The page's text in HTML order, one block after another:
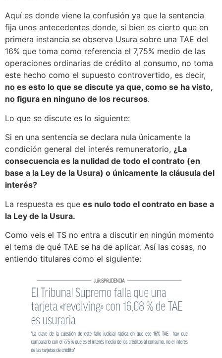
Aquí es donde viene la confusión ya que la sentencia
fija unos antecedentes donde, si bien es cierto que en
primera instancia se observa Usura sobre una TAE del
16% que toma como referencia el 7,75% medio de las
operaciones ordinarias de crédito al consumo, no toma
este hecho como el supuesto controvertido, es decir,
no es esto lo que se discute ya que, como se ha visto,
no figura en ninguno de los recursos.
Lo que se discute es lo siguiente:
Si en una sentencia se declara nula únicamente la
condición general del interés remuneratorio, ¿La
consecuencia es la nulidad de todo el contrato (en
base a la Ley de la Usura) o únicamente la cláusula del
interés?
La respuesta es que es nulo todo el contrato en base a
la Ley de la Usura.
Como veis el TS no entra a discutir en ningún momento
el tema de qué TAE se ha de aplicar. Así las cosas, no
entiendo titulares como el siguiente: